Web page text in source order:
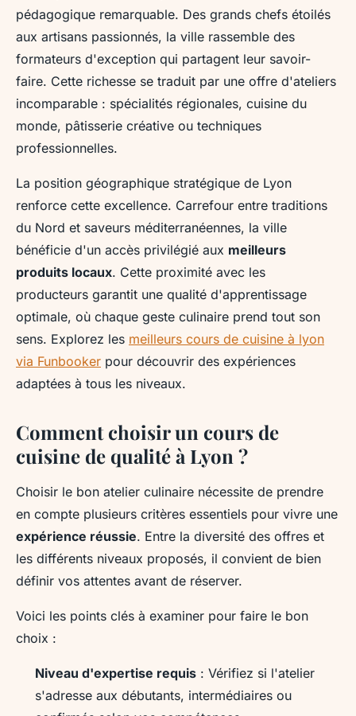
pédagogique remarquable. Des grands chefs étoilés
aux artisans passionnés, la ville rassemble des
formateurs d'exception qui partagent leur savoir-
faire. Cette richesse se traduit par une offre d'ateliers
incomparable : spécialités régionales, cuisine du
monde, pâtisserie créative ou techniques
professionnelles.
La position géographique stratégique de Lyon
renforce cette excellence. Carrefour entre traditions
du Nord et saveurs méditerranéennes, la ville
bénéficie d'un accès privilégié aux meilleurs
produits locaux. Cette proximité avec les
producteurs garantit une qualité d'apprentissage
optimale, où chaque geste culinaire prend tout son
sens. Explorez les meilleurs cours de cuisine à lyon
via Funbooker pour découvrir des expériences
adaptées à tous les niveaux.
Comment choisir un cours de
cuisine de qualité à Lyon ?
Choisir le bon atelier culinaire nécessite de prendre
en compte plusieurs critères essentiels pour vivre une
expérience réussie. Entre la diversité des offres et
les différents niveaux proposés, il convient de bien
définir vos attentes avant de réserver.
Voici les points clés à examiner pour faire le bon
choix :
Niveau d'expertise requis : Vérifiez si l'atelier
s'adresse aux débutants, intermédiaires ou